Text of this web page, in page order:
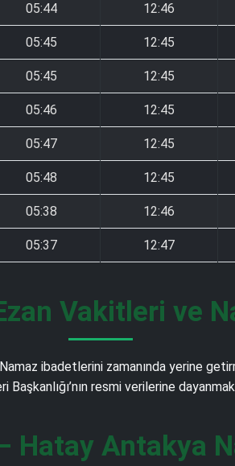
05:44 12:46
05:45 12:45
05:45 12:45
05:46 12:45
05:47 12:45
05:48 12:45
05:38 12:46
05:37 12:47
Vakitleri ve
ibadetlerini zamanında yerine
resmi verilerine
Hatay Antakya